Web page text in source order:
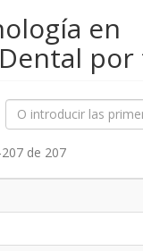
en
por
de 207